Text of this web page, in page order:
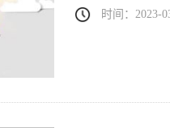
时间：2023-